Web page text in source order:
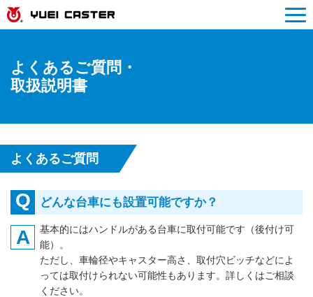
製品情報
よくあるご質問・
取扱説明書
よくあるご質問
Q どんな台車にも設置可能ですか？
A
基本的にはハンドルがある台車に取付可能です（後付け可
能）。
ただし、車輪径やキャスター高さ、取付穴ビッチなどによ
っては取付けられない可能性もあります。詳しくはご相談
ください。